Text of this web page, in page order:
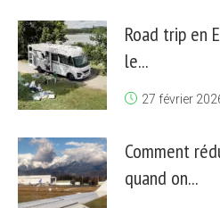
Road trip en
le...
27 février
Comment
quand on...